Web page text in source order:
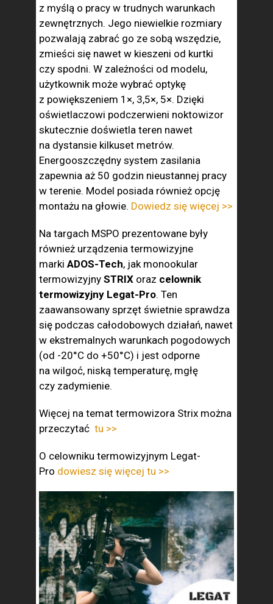
z myślą o pracy w trudnych warunkach
zewnętrznych. Jego niewielkie rozmiary
pozwalają zabrać go ze sobą wszędzie,
zmieści się nawet w kieszeni od kurtki
czy spodni. W zależności od modelu,
użytkownik może wybrać optykę
z powiększeniem 1×, 3,5×, 5×. Dzięki
oświetlaczowi podczerwieni noktowizor
skutecznie doświetla teren nawet
na dystansie kilkuset metrów.
Energooszczędny system zasilania
zapewnia aż 50 godzin nieustannej pracy
w terenie. Model posiada również opcję
montażu na głowie. Dowiedz się więcej >>
Na targach MSPO prezentowane były
również urządzenia termowizyjne
marki ADOS-Tech, jak monookular
termowizyjny STRIX oraz celownik
termowizyjny Legat-Pro. Ten
zaawansowany sprzęt świetnie sprawdza
się podczas całodobowych działań, nawet
w ekstremalnych warunkach pogodowych
(od -20°С do +50°С) i jest odporne
na wilgoć, niską temperaturę, mgłę
czy zadymienie.
Więcej na temat termowizora Strix można
przeczytać tu >>
O celowniku termowizyjnym Legat-
Pro dowiesz się więcej tu >>